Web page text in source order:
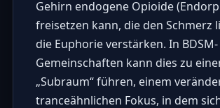
Gehirn endogene Opioide
freisetzen kann, die den Schmerz
die Euphorie verstärken. In BDSM-
Gemeinschaften kann dies zu
„Subraum“ führen, einem
tranceähnlichen Fokus, in dem